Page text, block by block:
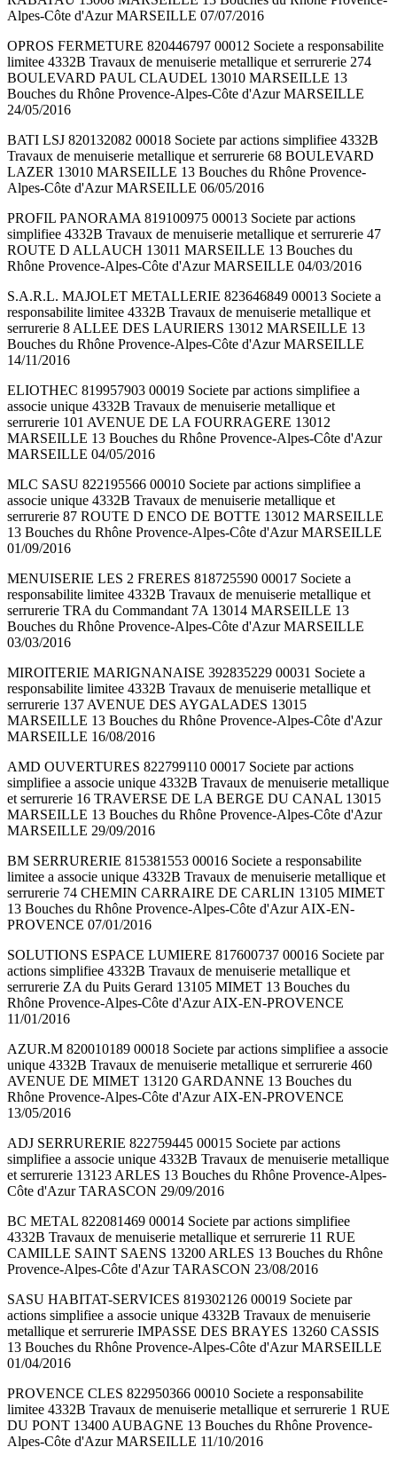
Alpes-Côte d'Azur MARSEILLE 07/07/2016
OPROS FERMETURE 820446797 00012 Societe a responsabilite
limitee 4332B Travaux de menuiserie metallique et serrurerie 274
BOULEVARD PAUL CLAUDEL 13010 MARSEILLE 13
Bouches du Rhône Provence-Alpes-Côte d'Azur MARSEILLE
24/05/2016
BATI LSJ 820132082 00018 Societe par actions simplifiee 4332B
Travaux de menuiserie metallique et serrurerie 68 BOULEVARD
LAZER 13010 MARSEILLE 13 Bouches du Rhône Provence-
Alpes-Côte d'Azur MARSEILLE 06/05/2016
PROFIL PANORAMA 819100975 00013 Societe par actions
simplifiee 4332B Travaux de menuiserie metallique et serrurerie 47
ROUTE D ALLAUCH 13011 MARSEILLE 13 Bouches du
Rhône Provence-Alpes-Côte d'Azur MARSEILLE 04/03/2016
S.A.R.L. MAJOLET METALLERIE 823646849 00013 Societe a
responsabilite limitee 4332B Travaux de menuiserie metallique et
serrurerie 8 ALLEE DES LAURIERS 13012 MARSEILLE 13
Bouches du Rhône Provence-Alpes-Côte d'Azur MARSEILLE
14/11/2016
ELIOTHEC 819957903 00019 Societe par actions simplifiee a
associe unique 4332B Travaux de menuiserie metallique et
serrurerie 101 AVENUE DE LA FOURRAGERE 13012
MARSEILLE 13 Bouches du Rhône Provence-Alpes-Côte d'Azur
MARSEILLE 04/05/2016
MLC SASU 822195566 00010 Societe par actions simplifiee a
associe unique 4332B Travaux de menuiserie metallique et
serrurerie 87 ROUTE D ENCO DE BOTTE 13012 MARSEILLE
13 Bouches du Rhône Provence-Alpes-Côte d'Azur MARSEILLE
01/09/2016
MENUISERIE LES 2 FRERES 818725590 00017 Societe a
responsabilite limitee 4332B Travaux de menuiserie metallique et
serrurerie TRA du Commandant 7A 13014 MARSEILLE 13
Bouches du Rhône Provence-Alpes-Côte d'Azur MARSEILLE
03/03/2016
MIROITERIE MARIGNANAISE 392835229 00031 Societe a
responsabilite limitee 4332B Travaux de menuiserie metallique et
serrurerie 137 AVENUE DES AYGALADES 13015
MARSEILLE 13 Bouches du Rhône Provence-Alpes-Côte d'Azur
MARSEILLE 16/08/2016
AMD OUVERTURES 822799110 00017 Societe par actions
simplifiee a associe unique 4332B Travaux de menuiserie metallique
et serrurerie 16 TRAVERSE DE LA BERGE DU CANAL 13015
MARSEILLE 13 Bouches du Rhône Provence-Alpes-Côte d'Azur
MARSEILLE 29/09/2016
BM SERRURERIE 815381553 00016 Societe a responsabilite
limitee a associe unique 4332B Travaux de menuiserie metallique et
serrurerie 74 CHEMIN CARRAIRE DE CARLIN 13105 MIMET
13 Bouches du Rhône Provence-Alpes-Côte d'Azur AIX-EN-
PROVENCE 07/01/2016
SOLUTIONS ESPACE LUMIERE 817600737 00016 Societe par
actions simplifiee 4332B Travaux de menuiserie metallique et
serrurerie ZA du Puits Gerard 13105 MIMET 13 Bouches du
Rhône Provence-Alpes-Côte d'Azur AIX-EN-PROVENCE
11/01/2016
AZUR.M 820010189 00018 Societe par actions simplifiee a associe
unique 4332B Travaux de menuiserie metallique et serrurerie 460
AVENUE DE MIMET 13120 GARDANNE 13 Bouches du
Rhône Provence-Alpes-Côte d'Azur AIX-EN-PROVENCE
13/05/2016
ADJ SERRURERIE 822759445 00015 Societe par actions
simplifiee a associe unique 4332B Travaux de menuiserie metallique
et serrurerie 13123 ARLES 13 Bouches du Rhône Provence-Alpes-
Côte d'Azur TARASCON 29/09/2016
BC METAL 822081469 00014 Societe par actions simplifiee
4332B Travaux de menuiserie metallique et serrurerie 11 RUE
CAMILLE SAINT SAENS 13200 ARLES 13 Bouches du Rhône
Provence-Alpes-Côte d'Azur TARASCON 23/08/2016
SASU HABITAT-SERVICES 819302126 00019 Societe par
actions simplifiee a associe unique 4332B Travaux de menuiserie
metallique et serrurerie IMPASSE DES BRAYES 13260 CASSIS
13 Bouches du Rhône Provence-Alpes-Côte d'Azur MARSEILLE
01/04/2016
PROVENCE CLES 822950366 00010 Societe a responsabilite
limitee 4332B Travaux de menuiserie metallique et serrurerie 1 RUE
DU PONT 13400 AUBAGNE 13 Bouches du Rhône Provence-
Alpes-Côte d'Azur MARSEILLE 11/10/2016